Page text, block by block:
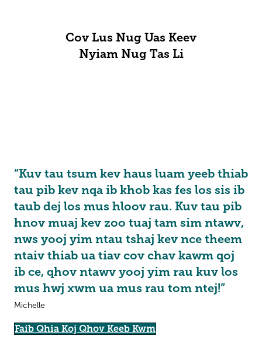
Cov Lus Nug Uas Keev
Nyiam Nug Tas Li
“Kuv tau tsum kev haus luam yeeb thiab
tau pib kev nqa ib khob kas fes los sis ib
taub dej los mus hloov rau. Kuv tau pib
hnov muaj kev zoo tuaj tam sim ntawv,
nws yooj yim ntau tshaj kev nce theem
ntaiv thiab ua tiav cov chav kawm qoj
ib ce, qhov ntawv yooj yim rau kuv los
mus hwj xwm ua mus rau tom ntej!”
Michelle
Faib Qhia Koj Qhov Keeb Kwm